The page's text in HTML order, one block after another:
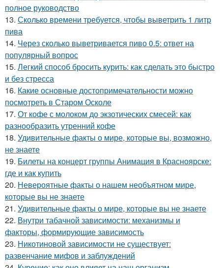
полное руководство
13. Сколько времени требуется, чтобы выветрить 1 литр
пива
14. Через сколько выветривается пиво 0.5: ответ на
популярный вопрос
15. Легкий способ бросить курить: как сделать это быстро
и без стресса
16. Какие основные достопримечательности можно
посмотреть в Старом Осколе
17. От кофе с молоком до экзотических смесей: как
разнообразить утренний кофе
18. Удивительные факты о мире, которые вы, возможно,
не знаете
19. Билеты на концерт группы Анимация в Красноярске:
где и как купить
20. Невероятные факты о нашем необъятном мире,
которые вы не знаете
21. Удивительные факты о мире, которые вы не знаете
22. Внутри табачной зависимости: механизмы и
факторы, формирующие зависимость
23. Никотиновой зависимости не существует:
развенчание мифов и заблуждений